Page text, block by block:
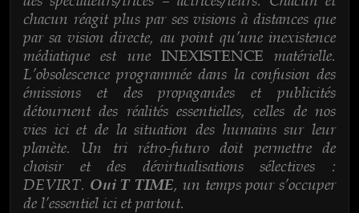
chacun réagit plus par ses visions à distances que
par sa vision directe, au point qu’une inexistence
médiatique est une INEXISTENCE matérielle.
L’obsolescence programmée dans la confusion des
émissions et des propagandes et publicités
détournent des réalités essentielles, celles de nos
vies ici et de la situation des humains sur leur
planète. Un tri rétro-futuro doit permettre de
choisir et des dévirtualisations sélectives :
DEVIRT. Oui T TIME, un temps pour s’occuper
de l’essentiel ici et partout.